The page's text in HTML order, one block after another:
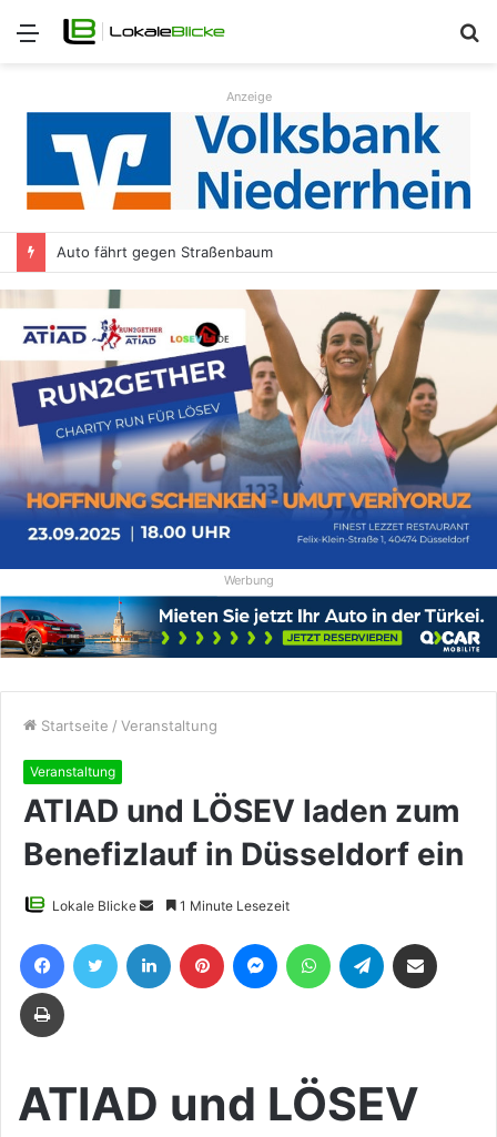
Menü
Anzeige
Auto fährt gegen Straßenbaum
Werbung
Startseite / Veranstaltung
Veranstaltung
ATIAD und LÖSEV laden zum
Benefizlauf in Düsseldorf ein
Lokale Blicke
Sende
eine
E-
1 Minute Lesezeit
FacebookTwitter LinkedIn Pinterest MessengerWhatsAppTelegram
Drucken
ATIAD und LÖSEV